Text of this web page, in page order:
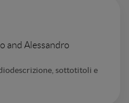
and Alessandro
sottotitoli e